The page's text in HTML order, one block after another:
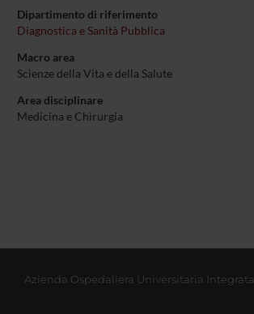
Dipartimento di riferimento
Diagnostica e Sanità Pubblica
Macro area
Scienze della Vita e della Salute
Area disciplinare
Medicina e Chirurgia
Azienda Ospedaliera Universitaria Integrata